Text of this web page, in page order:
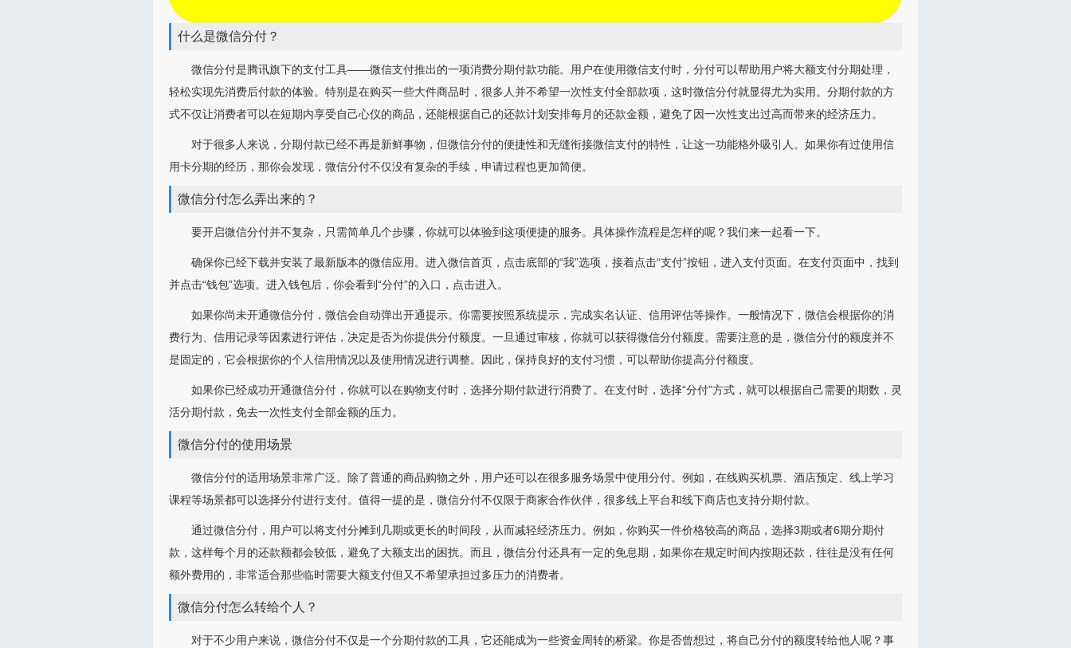
什么是微信分付？
微信分付是腾讯旗下的支付工具——微信支付推出的一项消费分期付款功能。用户在使用微信支付时，分付可以帮助用户将大额支付分期处理，
轻松实现先消费后付款的体验。特别是在购买一些大件商品时，很多人并不希望一次性支付全部款项，这时微信分付就显得尤为实用。分期付款的方
式不仅让消费者可以在短期内享受自己心仪的商品，还能根据自己的还款计划安排每月的还款金额，避免了因一次性支出过高而带来的经济压力。
对于很多人来说，分期付款已经不再是新鲜事物，但微信分付的便捷性和无缝衔接微信支付的特性，让这一功能格外吸引人。如果你有过使用信
用卡分期的经历，那你会发现，微信分付不仅没有复杂的手续，申请过程也更加简便。
微信分付怎么弄出来的？
要开启微信分付并不复杂，只需简单几个步骤，你就可以体验到这项便捷的服务。具体操作流程是怎样的呢？我们来一起看一下。
确保你已经下载并安装了最新版本的微信应用。进入微信首页，点击底部的“我”选项，接着点击“支付”按钮，进入支付页面。在支付页面中，找到
并点击“钱包”选项。进入钱包后，你会看到“分付”的入口，点击进入。
如果你尚未开通微信分付，微信会自动弹出开通提示。你需要按照系统提示，完成实名认证、信用评估等操作。一般情况下，微信会根据你的消
费行为、信用记录等因素进行评估，决定是否为你提供分付额度。一旦通过审核，你就可以获得微信分付额度。需要注意的是，微信分付的额度并不
是固定的，它会根据你的个人信用情况以及使用情况进行调整。因此，保持良好的支付习惯，可以帮助你提高分付额度。
如果你已经成功开通微信分付，你就可以在购物支付时，选择分期付款进行消费了。在支付时，选择“分付”方式，就可以根据自己需要的期数，灵
活分期付款，免去一次性支付全部金额的压力。
微信分付的使用场景
微信分付的适用场景非常广泛。除了普通的商品购物之外，用户还可以在很多服务场景中使用分付。例如，在线购买机票、酒店预定、线上学习
课程等场景都可以选择分付进行支付。值得一提的是，微信分付不仅限于商家合作伙伴，很多线上平台和线下商店也支持分期付款。
通过微信分付，用户可以将支付分摊到几期或更长的时间段，从而减轻经济压力。例如，你购买一件价格较高的商品，选择3期或者6期分期付
款，这样每个月的还款额都会较低，避免了大额支出的困扰。而且，微信分付还具有一定的免息期，如果你在规定时间内按期还款，往往是没有任何
额外费用的，非常适合那些临时需要大额支付但又不希望承担过多压力的消费者。
微信分付怎么转给个人？
对于不少用户来说，微信分付不仅是一个分期付款的工具，它还能成为一些资金周转的桥梁。你是否曾想过，将自己分付的额度转给他人呢？事